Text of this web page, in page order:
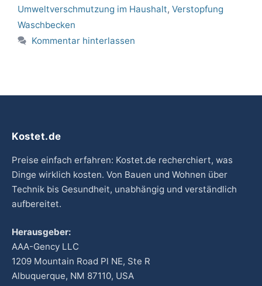
Umweltverschmutzung im Haushalt, Verstopfung
Waschbecken
Kommentar hinterlassen
Kostet.de
Preise einfach erfahren: Kostet.de recherchiert, was
Dinge wirklich kosten. Von Bauen und Wohnen über
Technik bis Gesundheit, unabhängig und verständlich
aufbereitet.
Herausgeber:
AAA-Gency LLC
1209 Mountain Road Pl NE, Ste R
Albuquerque, NM 87110, USA